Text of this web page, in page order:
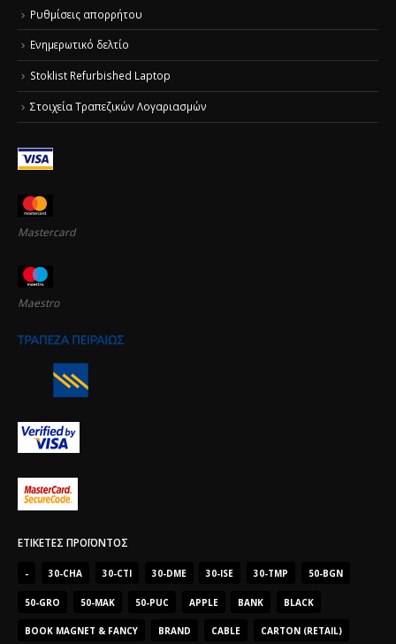
Ρυθμίσεις απορρήτου
Ενημερωτικό δελτίο
Stoklist Refurbished Laptop
Στοιχεία Τραπεζικών Λογαριασμών
Mastercard
Maestro
ΕΤΙΚΈΤΕΣ ΠΡΟΪΌΝΤΟΣ
- 30-CHA 30-CTI 30-DME 30-ISE 30-TMP 50-BGN
50-GRO 50-MAK 50-PUC APPLE BANK BLACK
BOOK MAGNET & FANCY BRAND CABLE CARTON (RETAIL)